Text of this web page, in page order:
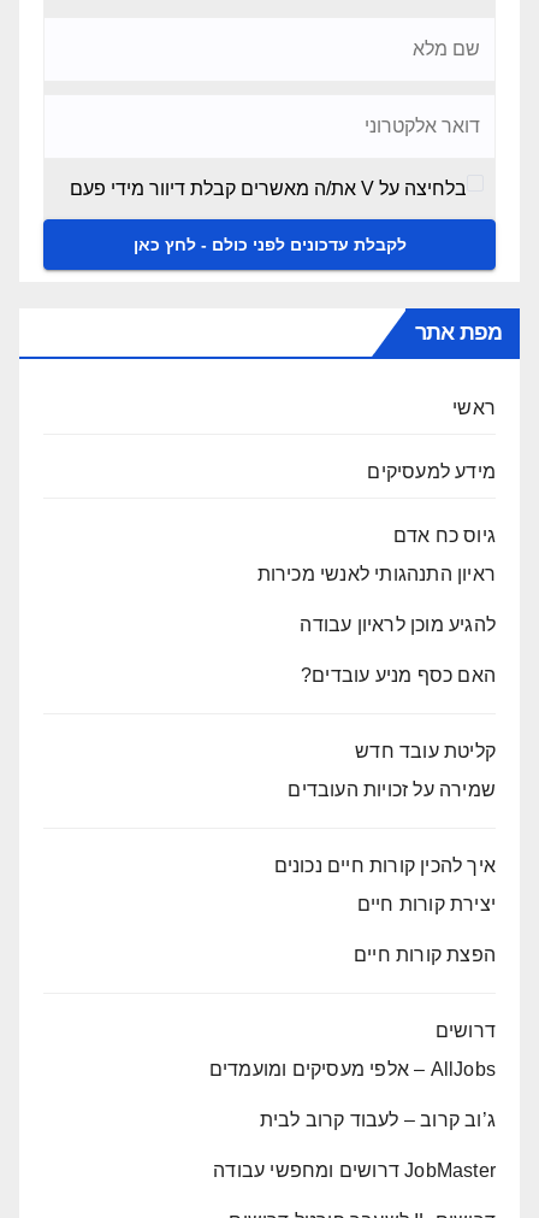
בלחיצה על V את/ה מאשרים קבלת דיוור מידי פעם
מפת אתר
ראשי
מידע למעסיקים
גיוס כח אדם
ראיון התנהגותי לאנשי מכירות
להגיע מוכן לראיון עבודה
האם כסף מניע עובדים?
קליטת עובד חדש
שמירה על זכויות העובדים
איך להכין קורות חיים נכונים
יצירת קורות חיים
הפצת קורות חיים
דרושים
AllJobs – אלפי מעסיקים ומועמדים
ג’וב קרוב – לעבוד קרוב לבית
JobMaster דרושים ומחפשי עבודה